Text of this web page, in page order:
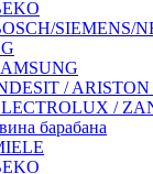
SIEMENS/
/
/
барабана